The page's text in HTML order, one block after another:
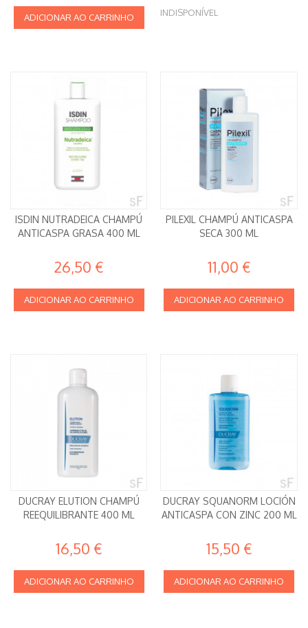
ADICIONAR AO CARRINHO INDISPONÍVEL
ISDIN NUTRADEICA CHAMPÚ
ANTICASPA GRASA 400 ML
26,50 €
ADICIONAR AO CARRINHO
PILEXIL CHAMPÚ ANTICASPA
SECA 300 ML
11,00 €
ADICIONAR AO CARRINHO
DUCRAY ELUTION CHAMPÚ
REEQUILIBRANTE 400 ML
16,50 €
ADICIONAR AO CARRINHO
DUCRAY SQUANORM LOCIÓN
ANTICASPA CON ZINC 200 ML
15,50 €
ADICIONAR AO CARRINHO